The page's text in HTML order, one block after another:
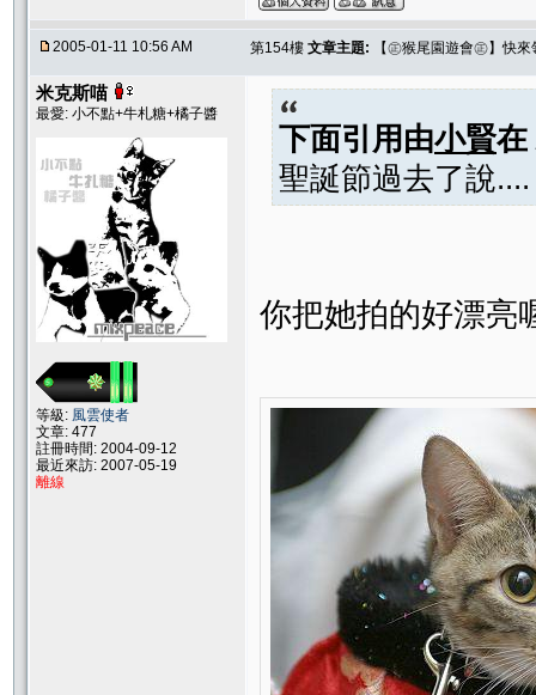
2005-01-11 10:56 AM 第154樓 文章主題: 【㊣猴尾園遊會㊣】快
米克斯喵
最愛: 小不點+牛札糖+橘子醬
等級: 風雲使者
文章: 477
註冊時間: 2004-09-12
最近來訪: 2007-05-19
離線
下面引用由小賢在
聖誕節過去了說....
你把她拍的好漂